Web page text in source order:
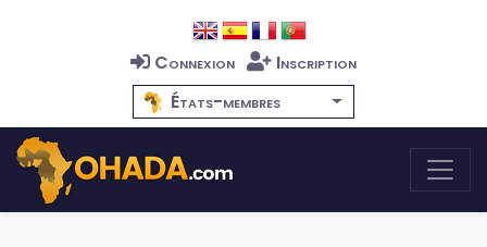
Connexion
Inscription
États-membres